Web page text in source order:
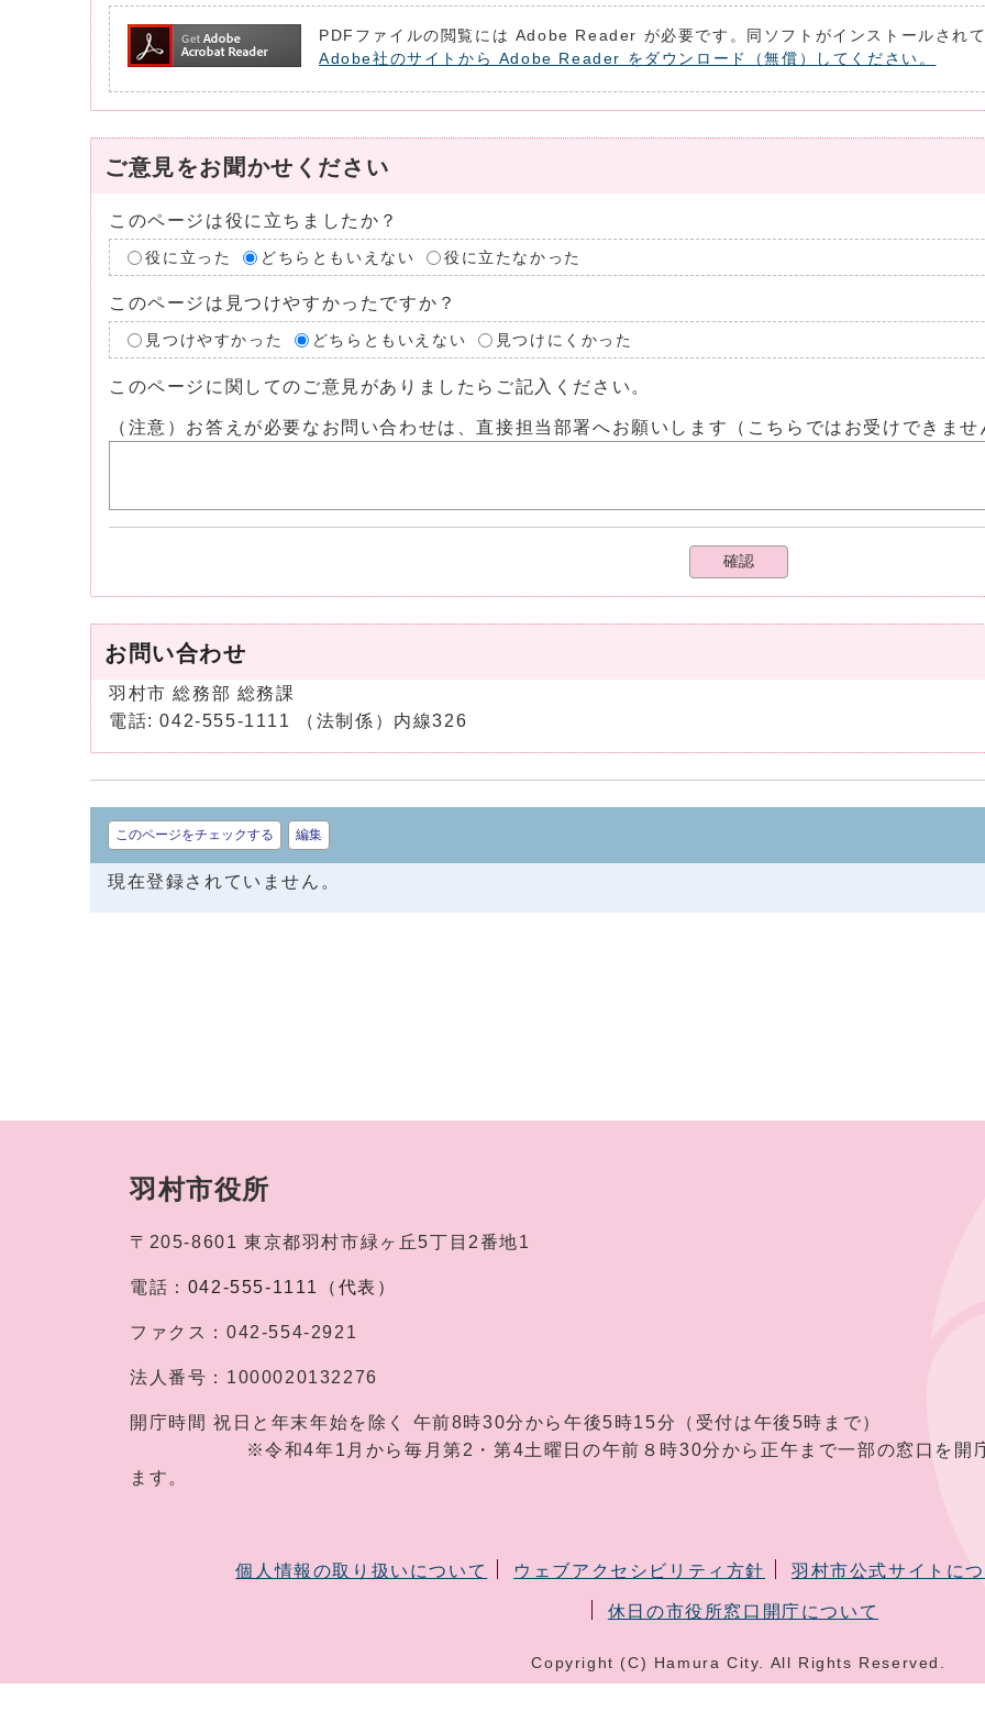
PDFファイルの閲覧には Adobe Reader が必要です。同ソフトがインストールされ
Adobe社のサイトから Adobe Reader をダウンロード（無償）してください。
ご意見をお聞かせください
このページは役に立ちましたか？
役に立った どちらともいえない 役に立たなかった
このページは見つけやすかったですか？
見つけやすかった どちらともいえない 見つけにくかった
このページに関してのご意見がありましたらご記入ください。
（注意）お答えが必要なお問い合わせは、直接担当部署へお願いします（こちらではお受けできませ
確認
お問い合わせ
羽村市 総務部 総務課
電話: 042-555-1111 （法制係）内線326
このページをチェックする 編集
現在登録されていません。
羽村市役所
〒205-8601 東京都羽村市緑ヶ丘5丁目2番地1
電話： 042-555-1111（代表）
ファクス： 042-554-2921
法人番号： 1000020132276
開庁時間 祝日と年末年始を除く 午前8時30分から午後5時15分（受付は午後5時まで）
※令和4年1月から毎月第2・第4土曜日の午前８時30分から正午まで一部の窓口を開庁
ます。
個人情報の取り扱いについて ウェブアクセシビリティ方針 羽村市公式サイトに
休日の市役所窓口開庁について
Copyright (C) Hamura City. All Rights Reserved.